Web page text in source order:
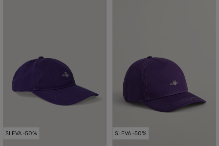
SLEVA -50% SLEVA -50%